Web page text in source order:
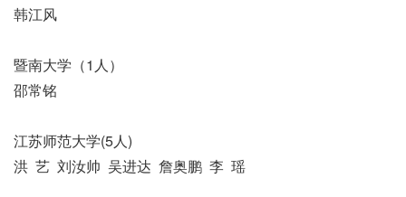
韩江风
暨南大学（1人）
邵常铭
江苏师范大学(5人)
洪 艺 刘汝帅 吴进达 詹奥鹏 李 瑶